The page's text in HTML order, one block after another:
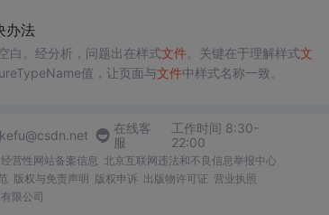
办法
白。经分析，问题出在样式文件。关键在于理解样式文
值，让页面与文件中样式名称一致。
kefu@csdn.net
在线客
服
工作时间 8:30-
22:00
经营性网站备案信息 北京互联网违法和不良信息举报中心
版权与免责声明 版权申诉 出版物许可证 营业执照
限公司